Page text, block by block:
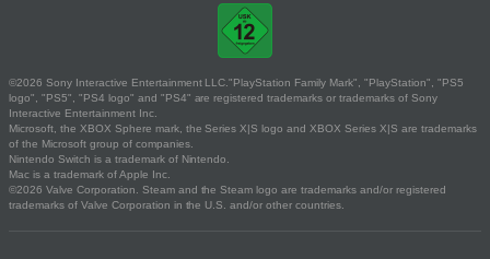
©2026 Sony Interactive Entertainment LLC."PlayStation Family Mark", "PlayStation", "PS5
logo", "PS5", "PS4 logo" and "PS4" are registered trademarks or trademarks of Sony
Interactive Entertainment Inc.
Microsoft, the XBOX Sphere mark, the Series X|S logo and XBOX Series X|S are trademarks
of the Microsoft group of companies.
Nintendo Switch is a trademark of Nintendo.
Mac is a trademark of Apple Inc.
©2026 Valve Corporation. Steam and the Steam logo are trademarks and/or registered
trademarks of Valve Corporation in the U.S. and/or other countries.